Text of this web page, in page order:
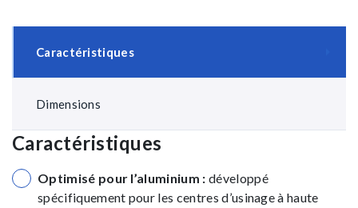
Caractéristiques
Dimensions
Caractéristiques
Optimisé pour l’aluminium : développé
spécifiquement pour les centres d’usinage à haute